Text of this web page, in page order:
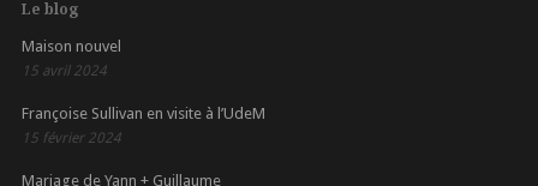
Le blog
Maison nouvel
15 avril 2024
Françoise Sullivan en visite à l’UdeM
15 février 2024
Mariage de Yann + Guillaume